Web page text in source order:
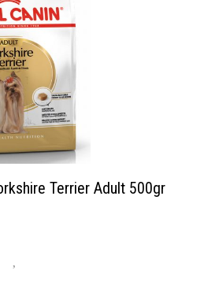
Terrier Adult 500gr